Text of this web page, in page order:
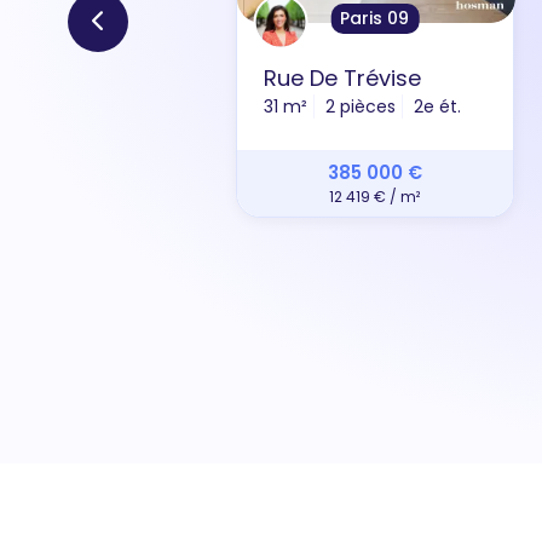
Paris 09
Rue De Trévise
31 m² 2 pièces 2e ét.
385 000 €
12 419 € / m²